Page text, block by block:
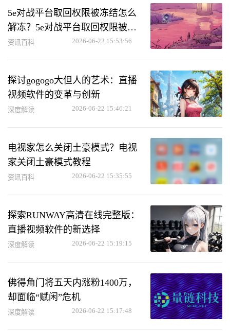
5e对战平台取回权限被冻结怎么
解冻？5e对战平台取回权限被冻
结解冻方法
资讯百科 2026-06-22 15:53:56
探讨gogogo大但人的艺术：直播
视频软件的变革与创新
深度解读 2026-06-22 15:46:21
电视家怎么关闭土豪模式？电视
家关闭土豪模式教程
资讯百科 2026-06-22 15:35:55
探索RUNWAY高清在线完整版：
直播视频软件的新选择
深度解读 2026-06-22 15:19:15
佛得角门将五天内涨粉1400万，
却面临“赋闲”危机
深度解读 2026-06-22 15:17:48